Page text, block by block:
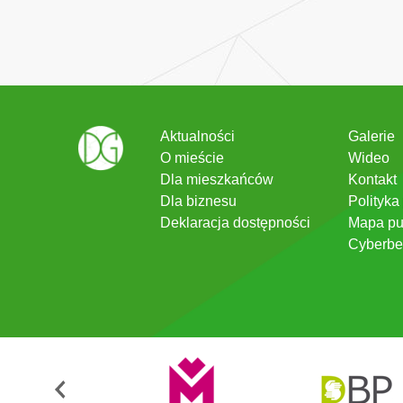
Aktualności
O mieście
Dla mieszkańców
Dla biznesu
Deklaracja dostępności
Galerie
Wideo
Kontakt
Mapa